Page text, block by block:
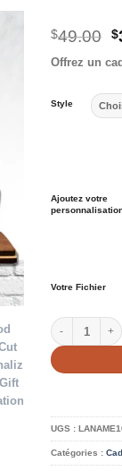
$49.00 $
Offrez un
Style
Ajoutez votre
Votre Fichier
quantité de
UGS :
Catégories :